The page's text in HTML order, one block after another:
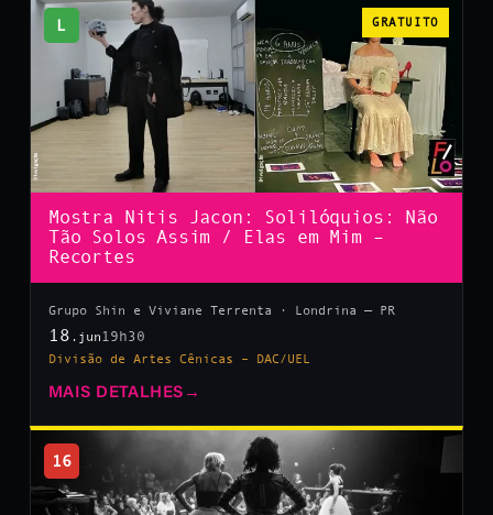
L GRATUITO
Mostra Nitis Jacon: Solilóquios: Não
Tão Solos Assim / Elas em Mim –
Recortes
Grupo Shin e Viviane Terrenta · Londrina — PR
18 .jun 19h30
Divisão de Artes Cênicas – DAC/UEL
MAIS DETALHES →
16